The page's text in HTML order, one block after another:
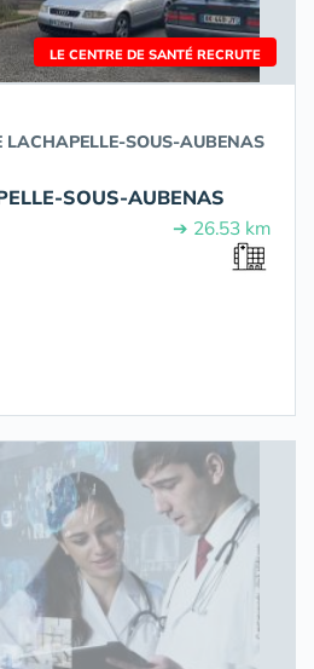
LE CENTRE DE SANTÉ RECRUTE
LACHAPELLE-SOUS-AUBENAS
SOUS-AUBENAS
➔ 26.53 km